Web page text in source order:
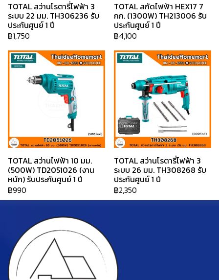
TOTAL สว่านโรตารี่ไฟฟ้า 3
ระบบ 22 มม. TH306236 รับ
ประกันศูนย์ 1 ปี
฿1,750
TOTAL สกัดไฟฟ้า HEX17 7
กก. (1300W) TH213006 รับ
ประกันศูนย์ 1 ปี
฿4,100
TOTAL สว่านไฟฟ้า 10 มม.
(500W) TD2051026 (งาน
หนัก) รับประกันศูนย์ 1 ปี
฿990
TOTAL สว่านโรตารี่ไฟฟ้า 3
ระบบ 26 มม. TH308268 รับ
ประกันศูนย์ 1 ปี
฿2,350